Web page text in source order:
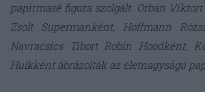
papírmasé figura szolgált. Orbán
Zsolt Supermanként, Hoffmann
Navracsics Tibort Robin Hoodként,
Hulkként ábrázolták az életnagyságú